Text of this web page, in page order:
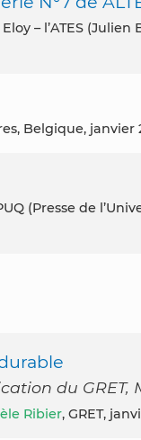
Belgique, janvier
(Presse de
du GRET,
Ribier, GRET,